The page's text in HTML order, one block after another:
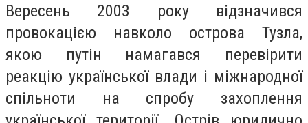
Вересень 2003 року відзначився
провокацією навколо острова Тузла,
якою путін намагався перевірити
реакцію української влади і міжнародної
спільноти на спробу захоплення